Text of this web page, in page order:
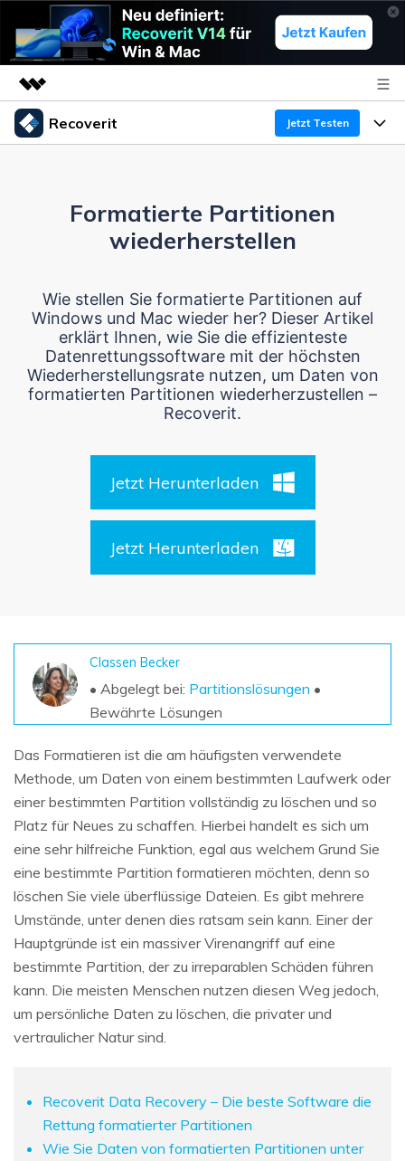
Top-Produkte
Shop
Support
Recoverit Jetzt Testen
Recoverit für Windows
KI
Kostenlos Testen
Recoverit für Mac
KI
Unbegrenzte Daten vom Mac-System
Recoverit kostenlos
Weitere Produkte
Repairit - Datenreparatur
UBackit - Datensicherung
Funktionen
Gel?schte Medien wiederherstellen
Exklusive Wiederherstellungsl?sungen Neu
Dokumente wiederherstellen
Datenverlust-Szenarien
ALLE FUNKTIONEN ENTDECKEN
Warum Recoverit
Experte für Datenrettung
Kundengeschichten
Guide
Formatierte Partitionen
wiederherstellen
Wie stellen Sie formatierte Partitionen auf
Windows und Mac wieder her? Dieser Artikel
erklärt Ihnen, wie Sie die effizienteste
Datenrettungssoftware mit der höchsten
Wiederherstellungsrate nutzen, um Daten von
formatierten Partitionen wiederherzustellen –
Recoverit.
Jetzt Herunterladen
Jetzt Herunterladen
Classen Becker
• Abgelegt bei: Partitionslösungen •
Bewährte Lösungen
Das Formatieren ist die am häufigsten verwendete
Methode, um Daten von einem bestimmten Laufwerk oder
einer bestimmten Partition vollständig zu löschen und so
Platz für Neues zu schaffen. Hierbei handelt es sich um
eine sehr hilfreiche Funktion, egal aus welchem Grund Sie
eine bestimmte Partition formatieren möchten, denn so
löschen Sie viele überflüssige Dateien. Es gibt mehrere
Umstände, unter denen dies ratsam sein kann. Einer der
Hauptgründe ist ein massiver Virenangriff auf eine
bestimmte Partition, der zu irreparablen Schäden führen
kann. Die meisten Menschen nutzen diesen Weg jedoch,
um persönliche Daten zu löschen, die privater und
vertraulicher Natur sind.
Recoverit Data Recovery – Die beste Software die
Rettung formatierter Partitionen
Wie Sie Daten von formatierten Partitionen unter